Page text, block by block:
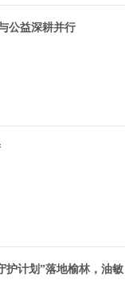
2026年7月20日 22:00:22
公益深耕并行
2026年7月09日 10:45:51
护计划”落地榆林，油敏